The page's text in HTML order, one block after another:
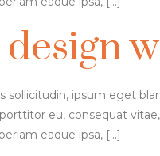
sollicitudin, ipsum eget
eu, consequat
eaque ipsa, […]